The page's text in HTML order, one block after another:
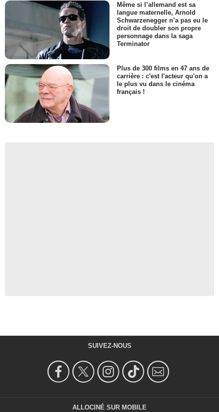
Même si l’allemand est sa
langue maternelle, Arnold
Schwarzenegger n’a pas eu le
droit de doubler son propre
personnage dans la saga
Terminator
Plus de 300 films en 47 ans de
carrière : c'est l'acteur qu'on a
le plus vu dans le cinéma
français !
SUIVEZ-NOUS
ALLOCINÉ SUR MOBILE